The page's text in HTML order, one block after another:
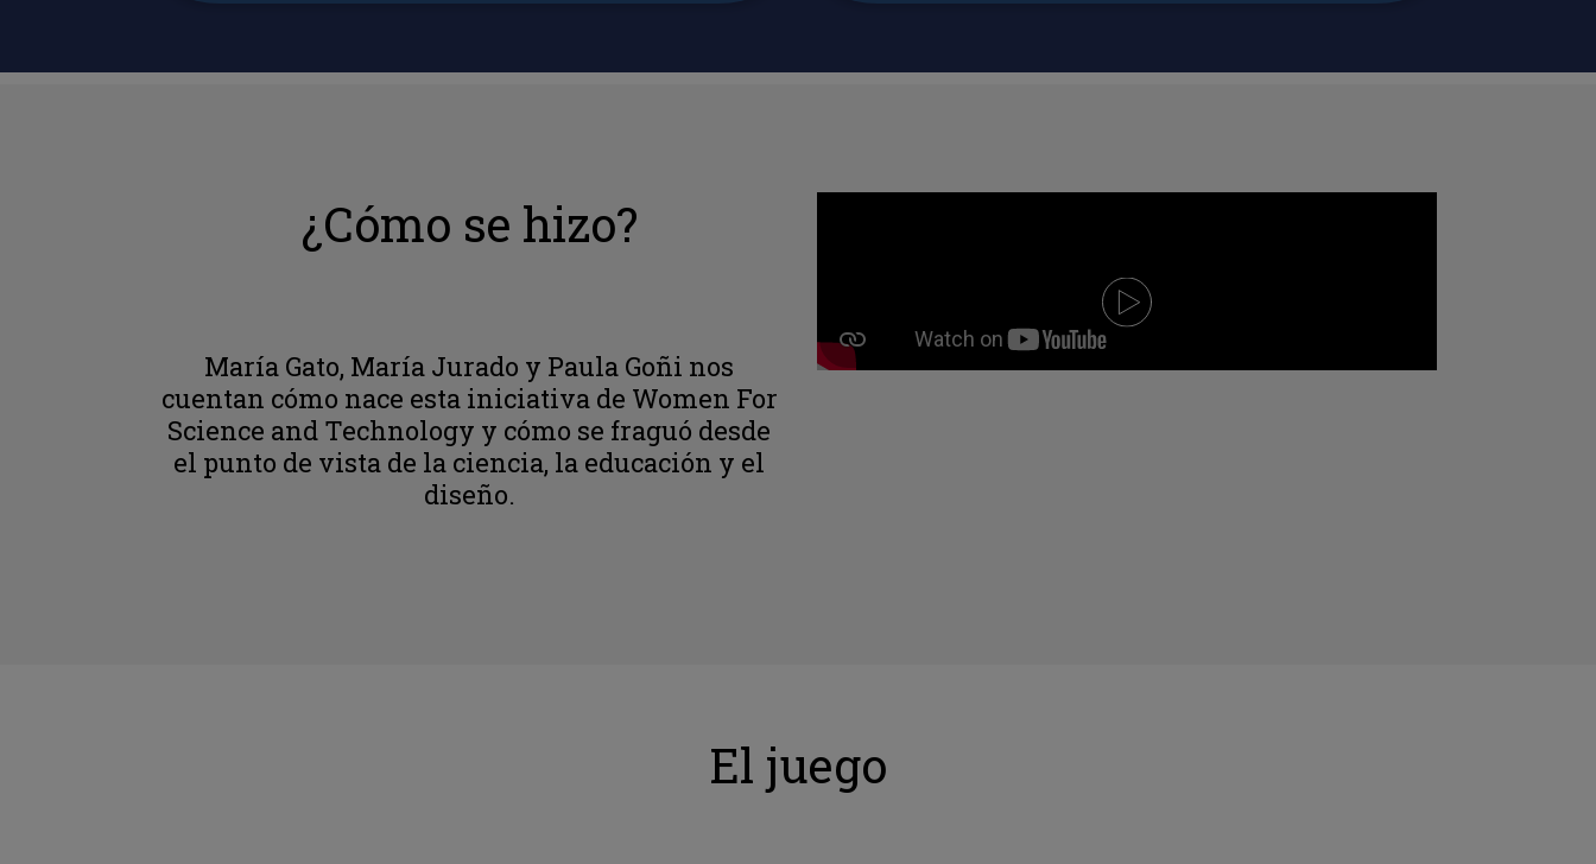
¿Cómo se hizo?
María Gato, María Jurado y Paula Goñi nos
cuentan cómo nace esta iniciativa de Women For
Science and Technology y cómo se fraguó desde
el punto de vista de la ciencia, la educación y el
diseño.
El juego